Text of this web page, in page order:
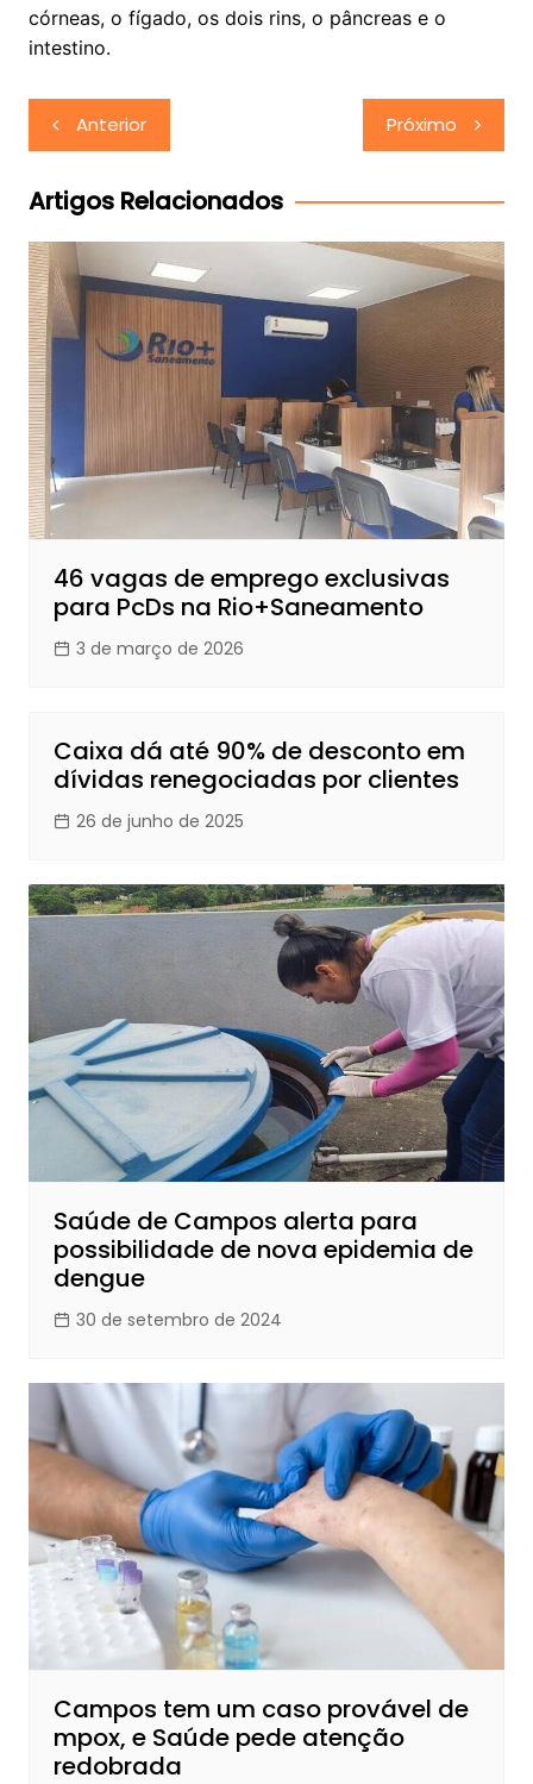
córneas, o fígado, os dois rins, o pâncreas e o
intestino.
Navegação
de
Post
Anterior Próximo
Artigos Relacionados
46 vagas de emprego exclusivas
para PcDs na Rio+Saneamento
3 de março de 2026
Caixa dá até 90% de desconto em
dívidas renegociadas por clientes
26 de junho de 2025
Saúde de Campos alerta para
possibilidade de nova epidemia de
dengue
30 de setembro de 2024
Campos tem um caso provável de
mpox, e Saúde pede atenção
redobrada